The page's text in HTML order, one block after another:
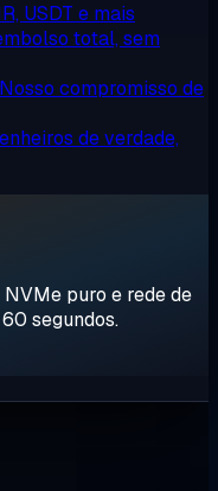
USDT e mais
total, sem
Nosso compromisso de
de verdade,
NVMe puro e rede de
segundos.